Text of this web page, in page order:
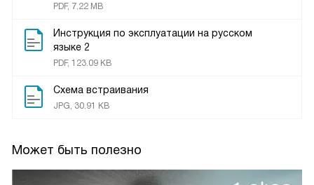
PDF, 7.22 MB
Инструкция по эксплуатации на русском
языке 2
PDF, 123.09 KB
Схема встраивания
JPG, 30.91 KB
Может быть полезно